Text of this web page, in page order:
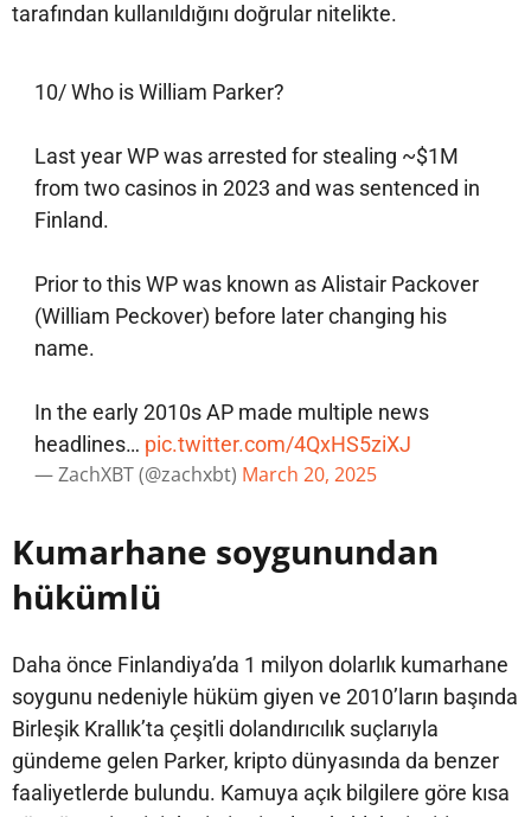
tarafından kullanıldığını doğrular nitelikte.
10/ Who is William Parker?
Last year WP was arrested for stealing ~$1M
from two casinos in 2023 and was sentenced in
Finland.
Prior to this WP was known as Alistair Packover
(William Peckover) before later changing his
name.
In the early 2010s AP made multiple news
headlines… pic.twitter.com/4QxHS5ziXJ
— ZachXBT (@zachxbt) March 20, 2025
Kumarhane soygunundan
hükümlü
Daha önce Finlandiya’da 1 milyon dolarlık kumarhane
soygunu nedeniyle hüküm giyen ve 2010’ların başında
Birleşik Krallık’ta çeşitli dolandırıcılık suçlarıyla
gündeme gelen Parker, kripto dünyasında da benzer
faaliyetlerde bulundu. Kamuya açık bilgilere göre kısa